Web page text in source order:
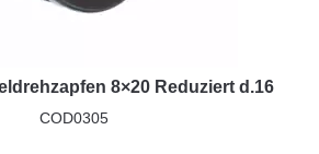
8×20 Reduziert d.16
COD0305